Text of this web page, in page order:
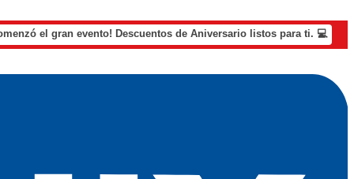
el gran evento! Descuentos de Aniversario listos para ti. 💻